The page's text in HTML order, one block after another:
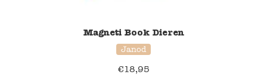
Magneti Book Dieren
Janod
€18,95